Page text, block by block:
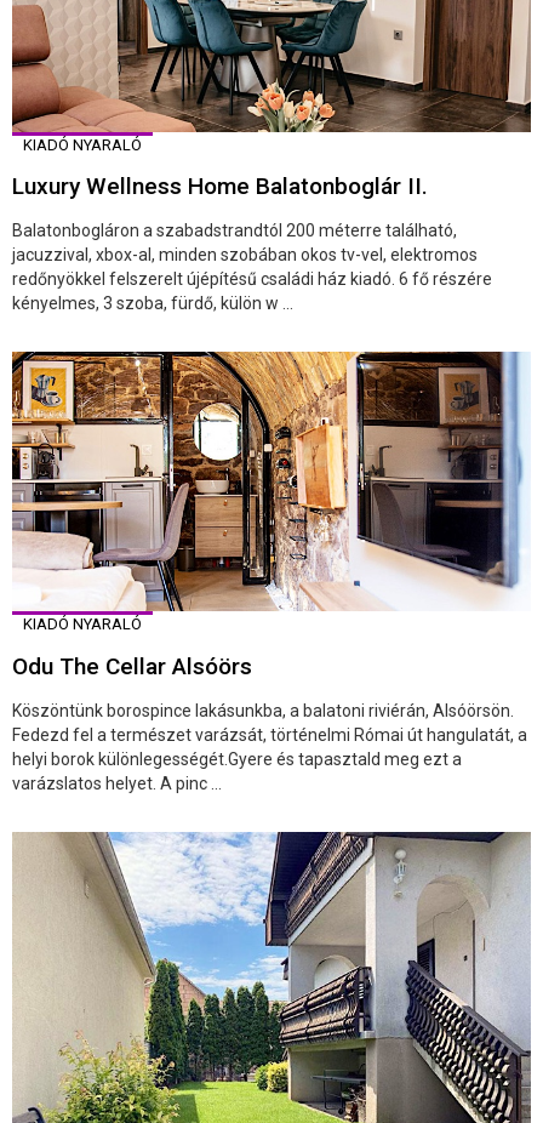
KIADÓ NYARALÓ
Luxury Wellness Home Balatonboglár II.
Balatonbogláron a szabadstrandtól 200 méterre található,
jacuzzival, xbox-al, minden szobában okos tv-vel, elektromos
redőnyökkel felszerelt újépítésű családi ház kiadó. 6 fő részére
kényelmes, 3 szoba, fürdő, külön w ...
KIADÓ NYARALÓ
Odu The Cellar Alsóörs
Köszöntünk borospince lakásunkba, a balatoni riviérán, Alsóörsön.
Fedezd fel a természet varázsát, történelmi Római út hangulatát, a
helyi borok különlegességét.Gyere és tapasztald meg ezt a
varázslatos helyet. A pinc ...